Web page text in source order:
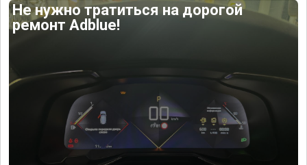
Не нужно тратиться на дорогой
ремонт Adblue!